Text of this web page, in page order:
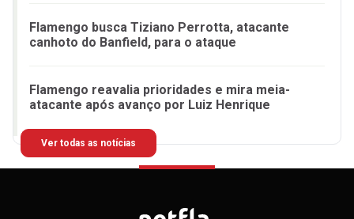
Flamengo busca Tiziano Perrotta, atacante
canhoto do Banfield, para o ataque
Flamengo reavalia prioridades e mira meia-
atacante após avanço por Luiz Henrique
Ver todas as notícias